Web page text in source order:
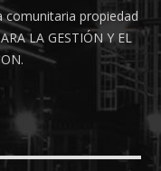
comunitaria propiedad
LA GESTIÓN Y EL